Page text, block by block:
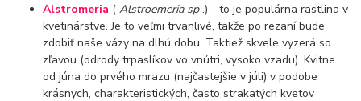
Alstromeria ( Alstroemeria sp.) - to je populárna rastlina v
kvetinárstve. Je to veľmi trvanlivé, takže po rezaní bude
zdobiť naše vázy na dlhú dobu. Taktiež skvele vyzerá so
zľavou (odrody trpaslíkov vo vnútri, vysoko vzadu). Kvitne
od júna do prvého mrazu (najčastejšie v júli) v podobe
krásnych, charakteristických, často strakatých kvetov